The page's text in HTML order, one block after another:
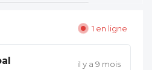
1 en ligne
il y a 9 mois